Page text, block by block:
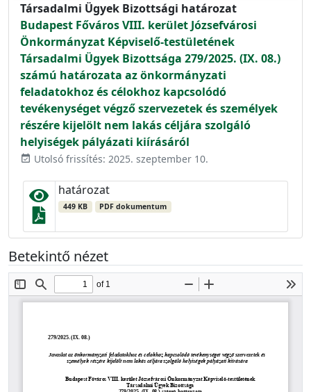
Társadalmi Ügyek Bizottsági határozat
Budapest Főváros VIII. kerület Józsefvárosi
Önkormányzat Képviselő-testületének
Társadalmi Ügyek Bizottsága 279/2025. (IX. 08.)
számú határozata az önkormányzati
feladatokhoz és célokhoz kapcsolódó
tevékenységet végző szervezetek és személyek
részére kijelölt nem lakás céljára szolgáló
helyiségek pályázati kiírásáról
event_available Utolsó frissítés: 2025. szeptember 10.
határozat
449 KB PDF dokumentum
Betekintő nézet